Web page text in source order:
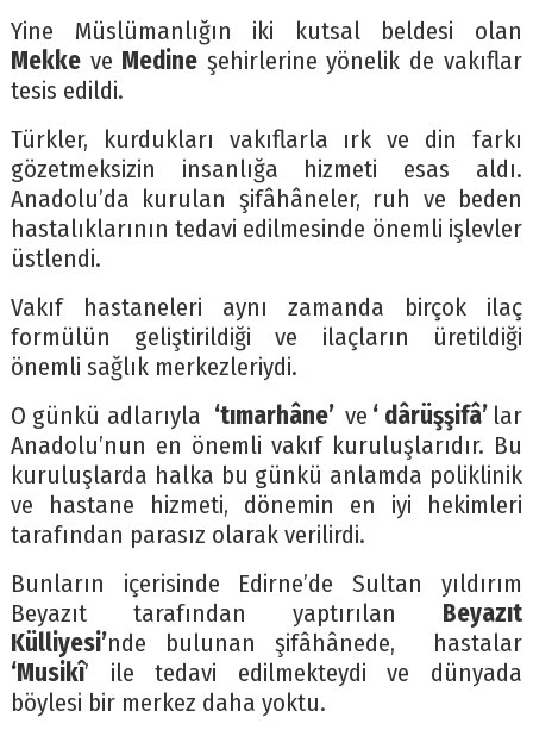
Yine Müslümanlığın iki kutsal beldesi olan
Mekkeve Medineşehirlerine yönelik de vakıflar
tesis edildi.
Türkler, kurdukları vakıflarla ırk ve din farkı
gözetmeksizin insanlığa hizmeti esas aldı.
Anadolu’da kurulan şifâhâneler, ruh ve beden
hastalıklarının tedavi edilmesinde önemli işlevler
üstlendi.
Vakıf hastaneleri aynı zamanda birçok ilaç
formülün geliştirildiği ve ilaçların üretildiği
önemli sağlık merkezleriydi.
O günkü adlarıyla ‘tımarhâne’ ve ‘ dârüşşifâ’ lar
Anadolu’nun en önemli vakıf kuruluşlarıdır. Bu
kuruluşlarda halka bu günkü anlamda poliklinik
ve hastane hizmeti, dönemin en iyi hekimleri
tarafından parasız olarak verilirdi.
Bunların içerisinde Edirne’de Sultan yıldırım
Beyazıt tarafından yaptırılan Beyazıt
Külliyesi’nde bulunan şifâhânede, hastalar
‘Musikî’ ile tedavi edilmekteydi ve dünyada
böylesi bir merkez daha yoktu.